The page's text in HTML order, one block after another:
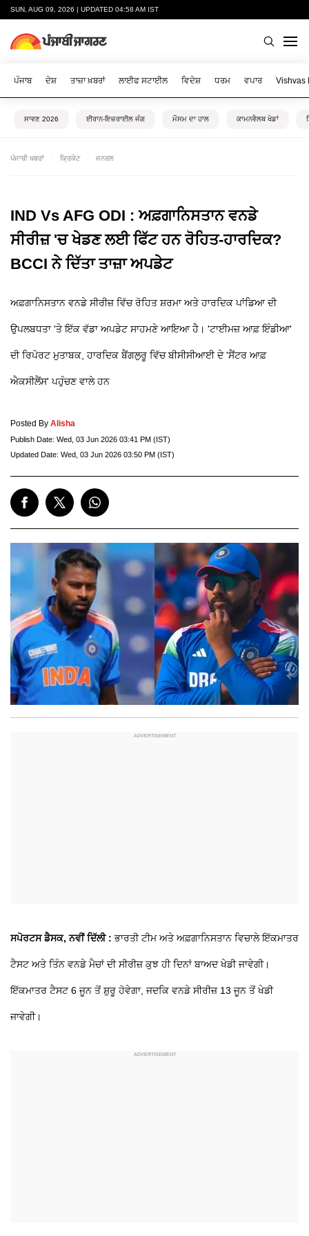
SUN, AUG 09, 2026 | UPDATED 04:58 AM IST
ਪੰਜਾਬ ਦੇਸ਼ ਤਾਜ਼ਾ ਖ਼ਬਰਾਂ ਲਾਈਫ ਸਟਾਈਲ ਵਿਦੇਸ਼ ਧਰਮ ਵਪਾਰ Vishvas
ਸਾਵਣ 2026 ਈਰਾਨ-ਇਜ਼ਰਾਈਲ ਜੰਗ ਮੌਸਮ ਦਾ ਹਾਲ ਕਾਮਨਵੈਲਥ ਖੇਡਾਂ
ਪੰਜਾਬੀ ਖ਼ਬਰਾਂ ਕ੍ਰਿਕੇਟ ਜਨਰਲ
IND Vs AFG ODI : ਅਫ਼ਗਾਨਿਸਤਾਨ ਵਨਡੇ
ਸੀਰੀਜ਼ 'ਚ ਖੇਡਣ ਲਈ ਫਿੱਟ ਹਨ ਰੋਹਿਤ-ਹਾਰਦਿਕ?
BCCI ਨੇ ਦਿੱਤਾ ਤਾਜ਼ਾ ਅਪਡੇਟ
ਅਫ਼ਗਾਨਿਸਤਾਨ ਵਨਡੇ ਸੀਰੀਜ਼ ਵਿੱਚ ਰੋਹਿਤ ਸ਼ਰਮਾ ਅਤੇ ਹਾਰਦਿਕ ਪਾਂਡਿਆ ਦੀ
ਉਪਲਬਧਤਾ 'ਤੇ ਇੱਕ ਵੱਡਾ ਅਪਡੇਟ ਸਾਹਮਣੇ ਆਇਆ ਹੈ। 'ਟਾਈਮਜ਼ ਆਫ਼ ਇੰਡੀਆ'
ਦੀ ਰਿਪੋਰਟ ਮੁਤਾਬਕ, ਹਾਰਦਿਕ ਬੈਂਗਲੁਰੂ ਵਿੱਚ ਬੀਸੀਸੀਆਈ ਦੇ 'ਸੈਂਟਰ ਆਫ਼
ਐਕਸੀਲੈਂਸ' ਪਹੁੰਚਣ ਵਾਲੇ ਹਨ
Posted By Alisha
Publish Date: Wed, 03 Jun 2026 03:41 PM (IST)
Updated Date: Wed, 03 Jun 2026 03:50 PM (IST)
ਸਪੋਰਟਸ ਡੈਸਕ, ਨਵੀਂ ਦਿੱਲੀ : ਭਾਰਤੀ ਟੀਮ ਅਤੇ ਅਫ਼ਗਾਨਿਸਤਾਨ ਵਿਚਾਲੇ ਇੱਕਮਾਤਰ
ਟੈਸਟ ਅਤੇ ਤਿੰਨ ਵਨਡੇ ਮੈਚਾਂ ਦੀ ਸੀਰੀਜ਼ ਕੁਝ ਹੀ ਦਿਨਾਂ ਬਾਅਦ ਖੇਡੀ ਜਾਵੇਗੀ।
ਇੱਕਮਾਤਰ ਟੈਸਟ 6 ਜੂਨ ਤੋਂ ਸ਼ੁਰੂ ਹੋਵੇਗਾ, ਜਦਕਿ ਵਨਡੇ ਸੀਰੀਜ਼ 13 ਜੂਨ ਤੋਂ ਖੇਡੀ
ਜਾਵੇਗੀ।